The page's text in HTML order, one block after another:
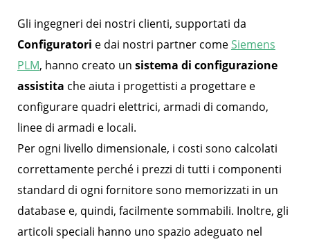
Gli ingegneri dei nostri clienti, supportati da
Configuratori e dai nostri partner comeSiemens
PLM, hanno creato un sistema di configurazione
assistita che aiuta i progettisti a progettare e
configurare quadri elettrici, armadi di comando,
linee di armadi e locali.
Per ogni livello dimensionale, i costi sono calcolati
correttamente perché i prezzi di tutti i componenti
standard di ogni fornitore sono memorizzati in un
database e, quindi, facilmente sommabili. Inoltre, gli
articoli speciali hanno uno spazio adeguato nel